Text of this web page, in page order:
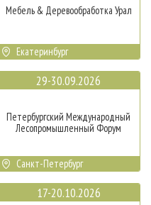
Мебель & Деревообработка Урал
Екатеринбург
29-30.09.2026
Петербургский Международный
Лесопромышленный Форум
Санкт-Петербург
17-20.10.2026